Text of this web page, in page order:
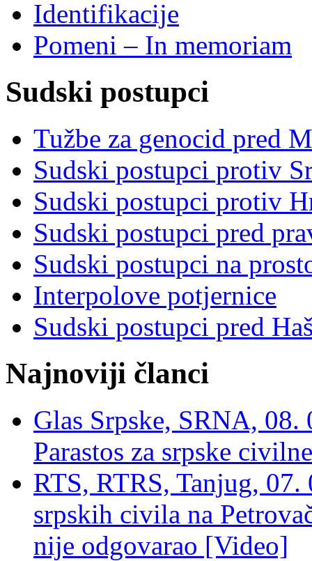
Identifikacije
Pomeni – In memoriam
Sudski postupci
Tužbe za genocid pred
Sudski postupci protiv
Sudski postupci protiv
Sudski postupci pred
Sudski postupci na
Interpolove potjernice
Sudski postupci pred
Najnoviji članci
Glas Srpske, SRNA,
Parastos za srpske
RTS, RTRS, Tanjug,
srpskih civila na
nije odgovarao [Video]